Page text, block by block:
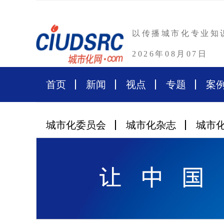
以传播城市化专业知
2026年08月07日
首页 新闻 视点 专题 案
城市化委员会 城市化杂志 城市